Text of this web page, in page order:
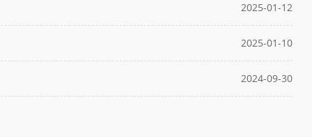
2025-01-12
2025-01-10
2024-09-30